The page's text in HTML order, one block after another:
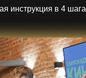
инструкция в 4 шага